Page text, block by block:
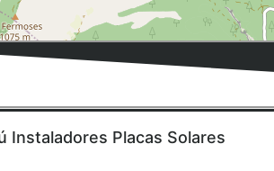
Instaladores Placas Solares